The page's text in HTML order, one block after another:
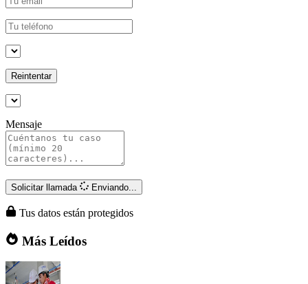
Reintentar
Mensaje
Solicitar llamada Enviando...
Tus datos están protegidos
Más Leídos